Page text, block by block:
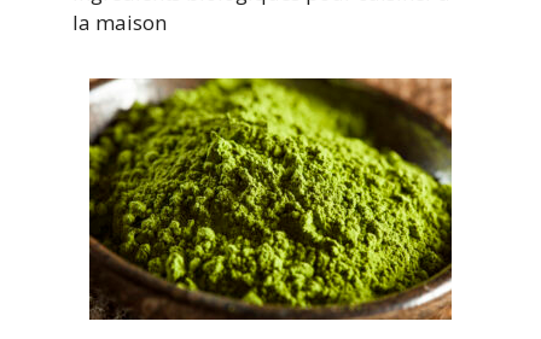
la maison